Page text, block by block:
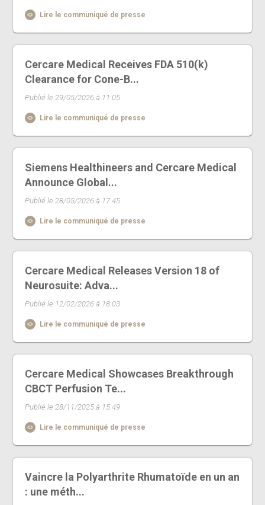
Lire le communiqué de presse
Cercare Medical Receives FDA 510(k)
Clearance for Cone-B...
Publié le 29/05/2026 à 11:05
Lire le communiqué de presse
Siemens Healthineers and Cercare Medical
Announce Global...
Publié le 28/05/2026 à 17:45
Lire le communiqué de presse
Cercare Medical Releases Version 18 of
Neurosuite: Adva...
Publié le 12/02/2026 à 18:03
Lire le communiqué de presse
Cercare Medical Showcases Breakthrough
CBCT Perfusion Te...
Publié le 28/11/2025 à 15:49
Lire le communiqué de presse
Vaincre la Polyarthrite Rhumatoïde en un an
: une méth...